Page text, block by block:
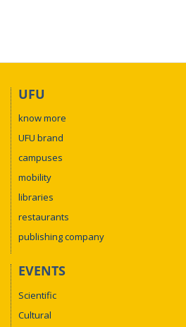
UFU
know more
UFU brand
campuses
mobility
libraries
restaurants
publishing company
EVENTS
Scientific
Cultural